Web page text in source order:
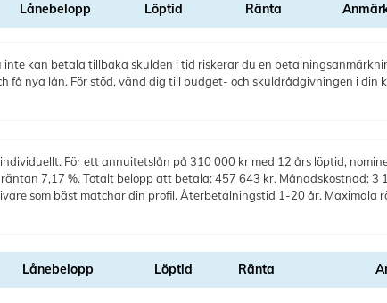
Lånebelopp Löptid Ränta
inte kan betala tillbaka skulden i tid riskerar du en
få nya lån. För stöd, vänd dig till budget- och skuldrådgivningen i din
För ett annuitetslån på 310 000 kr med 12 års löptid,
7,17 %. Totalt belopp att betala: 457 643 kr. Månadskostnad: 3
som bäst matchar din profil. Återbetalningstid 1-20 år. Maximala
Lånebelopp Löptid Ränta